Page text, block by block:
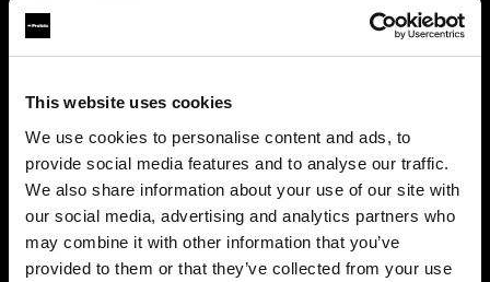
This website uses cookies
We use cookies to personalise content and ads, to
provide social media features and to analyse our traffic.
We also share information about your use of our site with
our social media, advertising and analytics partners who
may combine it with other information that you’ve
provided to them or that they’ve collected from your use
マネキンを使用した写真
Profoto StyleShoots Vertical は、統一された無背
景の写真をスピーディーかつ簡単に撮影できま
す。自由な演出を求めるブランドなら、カスタマ
イズできるセットアップを活用することで、比類